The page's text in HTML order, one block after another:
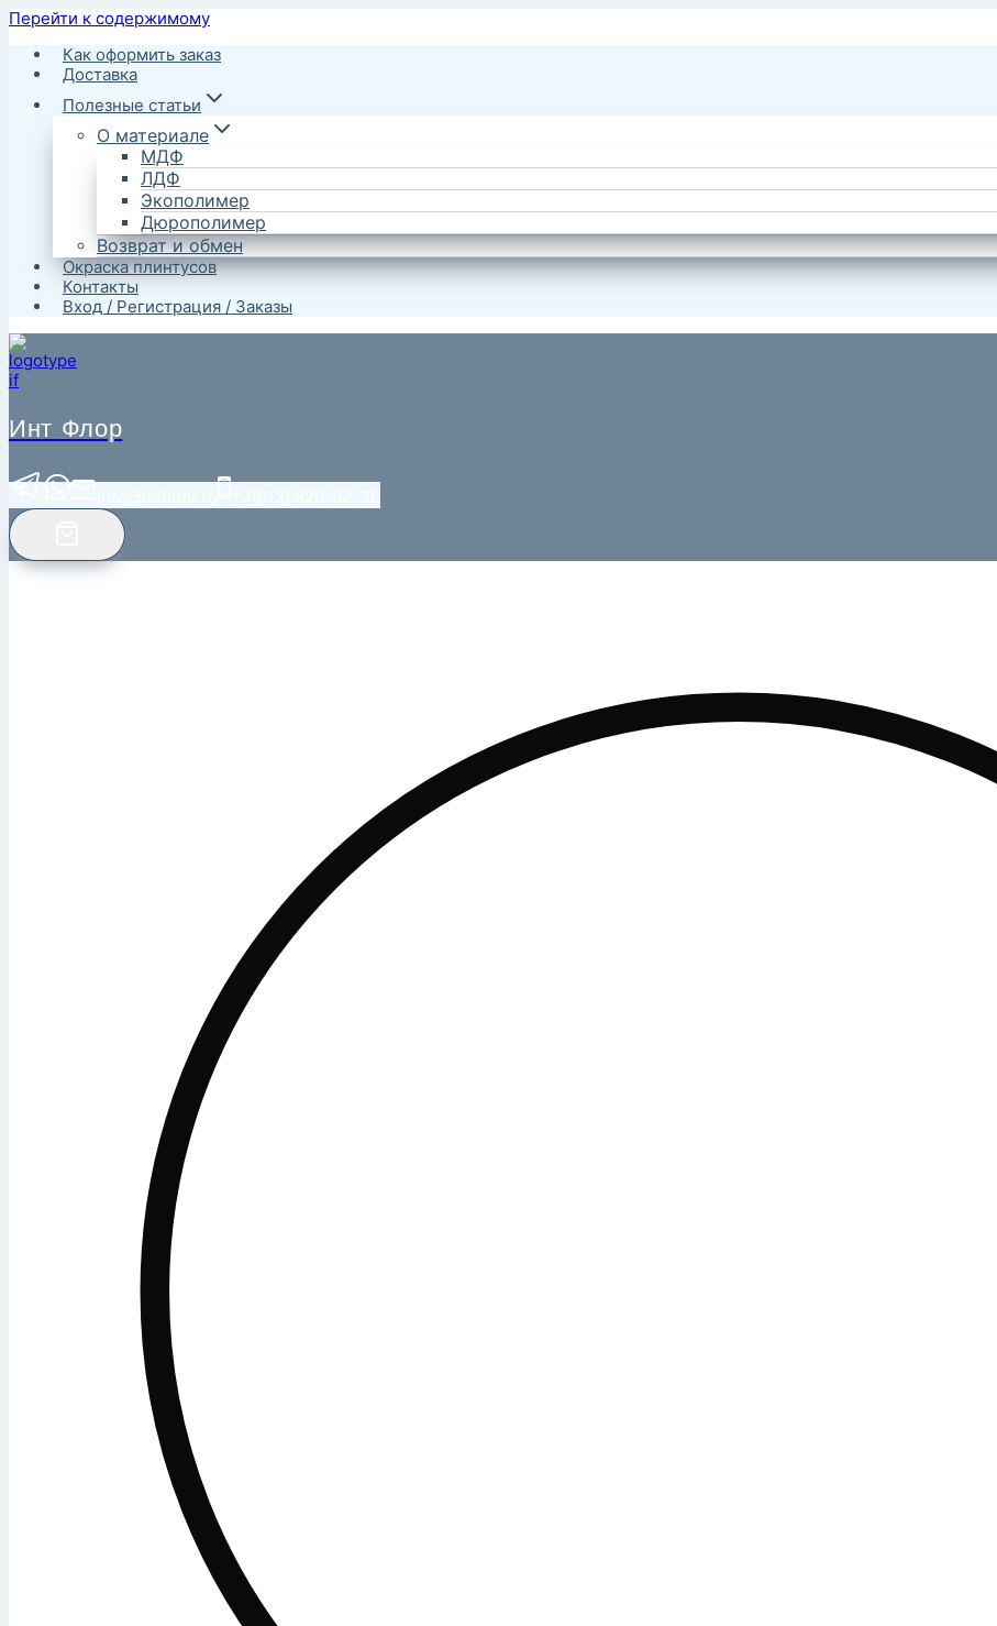
Перейти к содержимому
Как оформить заказ
Доставка
Полезные статьи
О материале
МДФ
ЛДФ
Экополимер
Дюрополимер
Возврат и обмен
Окраска плинтусов
Контакты
Вход / Регистрация / Заказы
Инт Флор